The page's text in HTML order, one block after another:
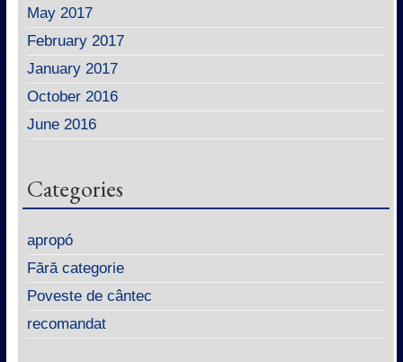
May 2017
February 2017
January 2017
October 2016
June 2016
Categories
apropó
Fără categorie
Poveste de cântec
recomandat